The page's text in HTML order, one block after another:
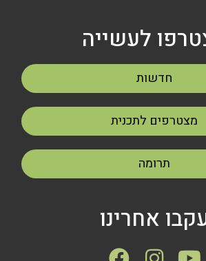
לעשייה
חדשות
מצטרפים לתכנית
תרומה
אחרינו